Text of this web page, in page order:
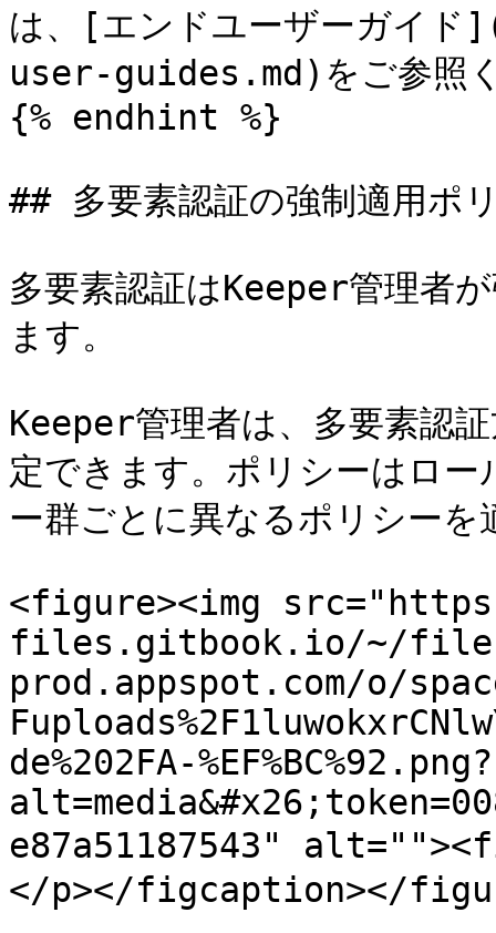
は、[エンドユーザーガ
user-guides.md)をご参照
{% endhint %}
## 多要素認証の強制適用ポ
多要素認証はKeeper管理者
ます。
Keeper管理者は、多要素認
定できます。ポリシーはロ
ー群ごとに異なるポリシーを
<figure><img
files.gitbook.io/~/
prod.appspot.com/o/
de%202FA-%EF%BC%92.png?
e87a51187543"
</p></figcaption></